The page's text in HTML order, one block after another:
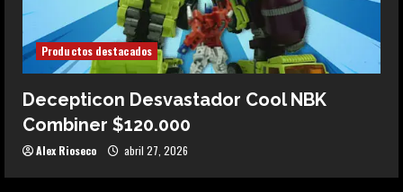
Productos destacados
Decepticon Desvastador Cool NBK
Combiner $120.000
Alex Rioseco abril 27, 2026